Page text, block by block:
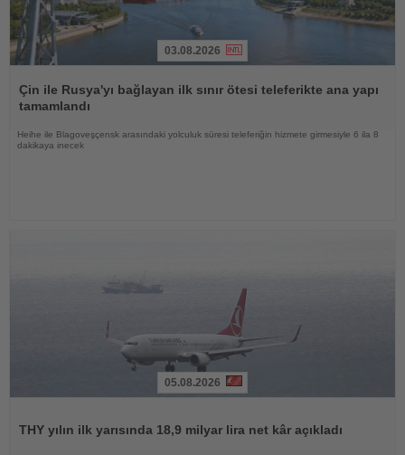
Oku
03.08.2026
Çin ile Rusya'yı bağlayan ilk sınır ötesi teleferikte ana yapı
tamamlandı
Heihe ile Blagoveşçensk arasındaki yolculuk süresi teleferiğin hizmete girmesiyle 6 ila 8
dakikaya inecek
05.08.2026
THY yılın ilk yarısında 18,9 milyar lira net kâr açıkladı